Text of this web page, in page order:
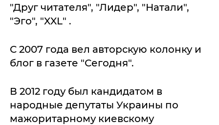
"Друг читателя", "Лидер", "Натали",
"Эго", "XXL" .
С 2007 года вел авторскую колонку и
блог в газете "Сегодня".
В 2012 году был кандидатом в
народные депутаты Украины по
мажоритарному киевскому